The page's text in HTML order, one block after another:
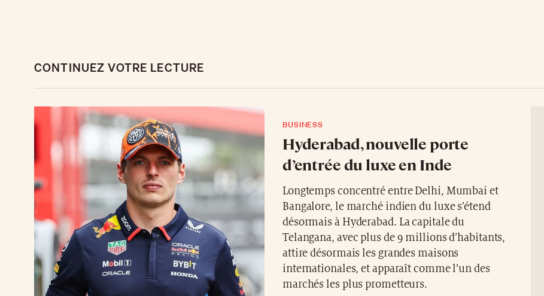
CONTINUEZ VOTRE LECTURE
BUSINESS
Hyderabad, nouvelle porte
d’entrée du luxe en Inde
Longtemps concentré entre Delhi, Mumbai et
Bangalore, le marché indien du luxe s’étend
désormais à Hyderabad. La capitale du
Telangana, avec plus de 9 millions d’habitants,
attire désormais les grandes maisons
internationales, et apparaît comme l’un des
marchés les plus prometteurs.